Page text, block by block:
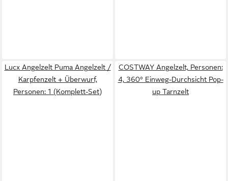
Lucx Angelzelt Puma Angelzelt /
Karpfenzelt + Überwurf,
Personen: 1 (Komplett-Set)
COSTWAY Angelzelt, Personen:
4, 360° Einweg-Durchsicht Pop-
up Tarnzelt